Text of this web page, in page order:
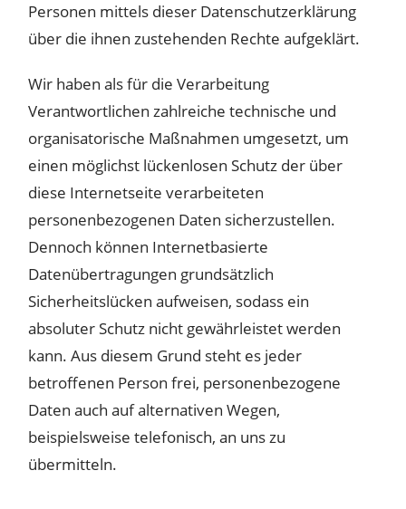
Personen mittels dieser Datenschutzerklärung
über die ihnen zustehenden Rechte aufgeklärt.
Wir haben als für die Verarbeitung
Verantwortlichen zahlreiche technische und
organisatorische Maßnahmen umgesetzt, um
einen möglichst lückenlosen Schutz der über
diese Internetseite verarbeiteten
personenbezogenen Daten sicherzustellen.
Dennoch können Internetbasierte
Datenübertragungen grundsätzlich
Sicherheitslücken aufweisen, sodass ein
absoluter Schutz nicht gewährleistet werden
kann. Aus diesem Grund steht es jeder
betroffenen Person frei, personenbezogene
Daten auch auf alternativen Wegen,
beispielsweise telefonisch, an uns zu
übermitteln.